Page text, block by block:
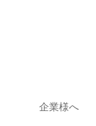
企業様へ